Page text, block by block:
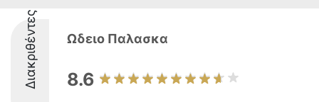
Διακριθέντες Ωδειο Παλασκα
8.6